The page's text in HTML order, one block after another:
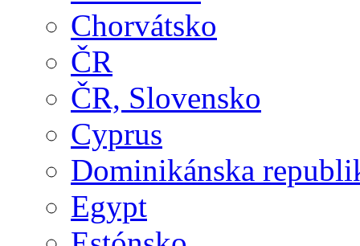
Chorvátsko
ČR
ČR, Slovensko
Cyprus
Dominikánska
Egypt